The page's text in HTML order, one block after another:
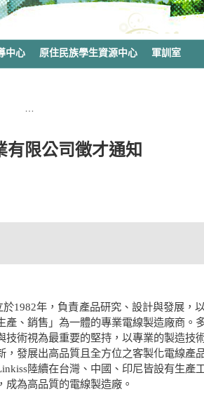
中心 原住民族學生資源中心 軍訓室
有限公司徵才通知
於1982年，負責產品研究、設計與發展，
產、銷售」為一體的專業電線製造廠商。
技術視為最重要的堅持，以專業的製造技
，發展出高品質且全方位之客製化電線產
陸續在台灣、中國、印尼皆設有生產
為高品質的電線製造廠。